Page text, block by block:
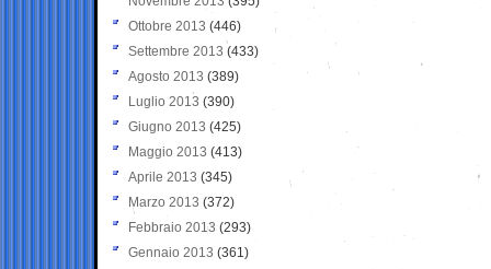
Ottobre 2013 (446)
Settembre 2013 (433)
Agosto 2013 (389)
Luglio 2013 (390)
Giugno 2013 (425)
Maggio 2013 (413)
Aprile 2013 (345)
Marzo 2013 (372)
Febbraio 2013 (293)
Gennaio 2013 (361)